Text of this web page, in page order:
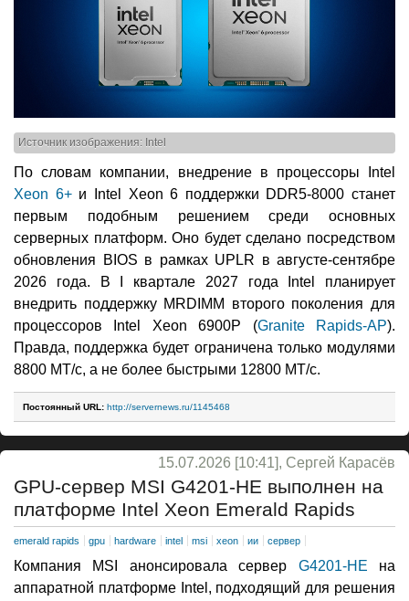
Источник изображения: Intel
По словам компании, внедрение в процессоры Intel
Xeon 6+и Intel Xeon 6 поддержки DDR5-8000 станет
первым подобным решением среди основных
серверных платформ. Оно будет сделано посредством
обновления BIOS в рамках UPLR в августе-сентябре
2026 года. В I квартале 2027 года Intel планирует
внедрить поддержку MRDIMM второго поколения для
процессоров Intel Xeon 6900P (Granite Rapids-AP).
Правда, поддержка будет ограничена только модулями
8800 МТ/с, а не более быстрыми 12800 МТ/с.
Постоянный URL: http://servernews.ru/1145468
15.07.2026 [10:41], Сергей Карасёв
GPU-сервер MSI G4201-HE выполнен на
платформе Intel Xeon Emerald Rapids
emerald rapids gpu hardware intel msi xeon ии сервер
Компания MSI анонсировала сервер G4201-HE на
аппаратной платформе Intel, подходящий для решения